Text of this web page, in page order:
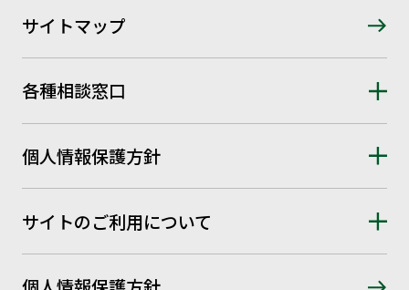
サイトマップ
各種相談窓口
個人情報保護方針
サイトのご利用について